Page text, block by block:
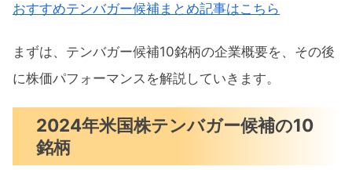
米国株有望テンバガー候補10銘柄パフォー
マンス
CRWD（クラウドストライク）チャー
U（ユニティ）チャート分析
おすすめテンバガー候補まとめ記事はこちら
まずは、テンバガー候補10銘柄の企業概要を、その後
に株価パフォーマンスを解説していきます。
2024年米国株テンバガー候補の10
銘柄